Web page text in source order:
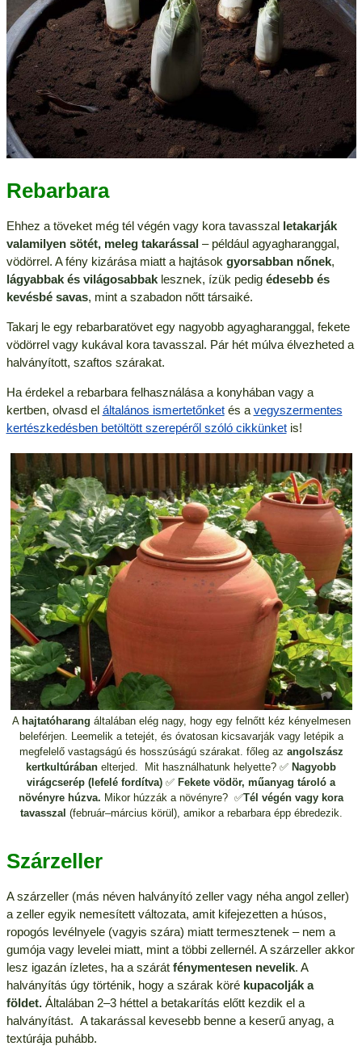
Rebarbara
Ehhez a töveket még tél végén vagy kora tavasszal letakarják
valamilyen sötét, meleg takarással– például agyagharanggal,
vödörrel. A fény kizárása miatt a hajtások gyorsabban nőnek,
lágyabbak és világosabbaklesznek, ízük pedig édesebb és
kevésbé savas, mint a szabadon nőtt társaiké.
Takarj le egy rebarbaratövet egy nagyobb agyagharanggal, fekete
vödörrel vagy kukával kora tavasszal. Pár hét múlva élvezheted a
halványított, szaftos szárakat.
Ha érdekel a rebarbara felhasználása a konyhában vagy a
kertben, olvasd el általános ismertetőnketés a vegyszermentes
kertészkedésben betöltött szerepéről szóló cikkünketis!
A hajtatóharang általában elég nagy, hogy egy felnőtt kéz kényelmesen
beleférjen. Leemelik a tetejét, és óvatosan kicsavarják vagy letépik a
megfelelő vastagságú és hosszúságú szárakat. főleg az angolszász
kertkultúrában elterjed. Mit használhatunk helyette? ✅ Nagyobb
virágcserép (lefelé fordítva) ✅ Fekete vödör, műanyag tároló a
növényre húzva. Mikor húzzák a növényre? ✅Tél végén vagy kora
tavasszal (február–március körül), amikor a rebarbara épp ébredezik.
Szárzeller
A szárzeller (más néven halványító zeller vagy néha angol zeller)
a zeller egyik nemesített változata, amit kifejezetten a húsos,
ropogós levélnyele (vagyis szára) miatt termesztenek – nem a
gumója vagy levelei miatt, mint a többi zellernél. A szárzeller akkor
lesz igazán ízletes, ha a szárát fénymentesen nevelik. A
halványítás úgy történik, hogy a szárak köré kupacolják a
földet. Általában 2–3 héttel a betakarítás előtt kezdik el a
halványítást. A takarással kevesebb benne a keserű anyag, a
textúrája puhább.